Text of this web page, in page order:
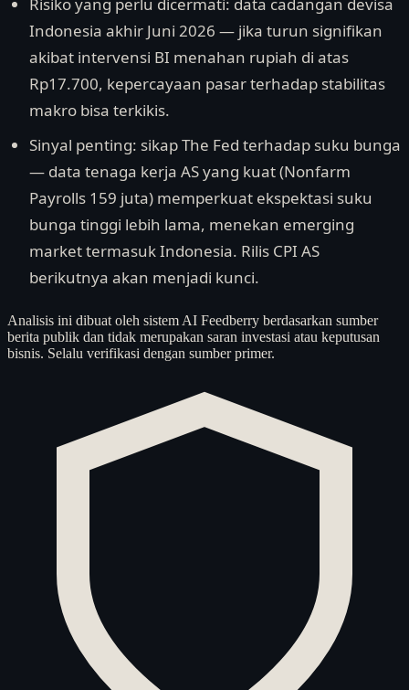
Indonesia akhir Juni 2026 — jika turun signifikan
akibat intervensi BI menahan rupiah di atas
Rp17.700, kepercayaan pasar terhadap stabilitas
makro bisa terkikis.
Sinyal penting: sikap The Fed terhadap suku bunga
— data tenaga kerja AS yang kuat (Nonfarm
Payrolls 159 juta) memperkuat ekspektasi suku
bunga tinggi lebih lama, menekan emerging
market termasuk Indonesia. Rilis CPI AS
berikutnya akan menjadi kunci.
Analisis ini dibuat oleh sistem AI Feedberry berdasarkan sumber
berita publik dan tidak merupakan saran investasi atau keputusan
bisnis. Selalu verifikasi dengan sumber primer.